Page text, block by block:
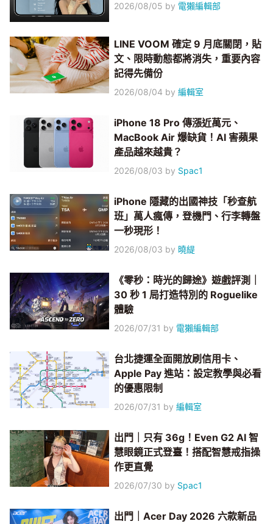
2026/08/05 by 電獺編輯部
LINE VOOM 確定 9 月底關閉，貼
文、限時動態都將消失，重要內容
記得先備份
2026/08/04 by編輯室
iPhone 18 Pro 傳漲近萬元、
MacBook Air 爆缺貨！AI 害蘋果
產品越來越貴？
2026/08/03 by Spac1
iPhone 隱藏的出國神技「秒查航
班」萬人瘋傳，登機門、行李轉盤
一秒現形！
2026/08/03 by 曉緹
《零秒：時光的歸途》遊戲評測｜
30 秒 1 局打造特別的 Roguelike
體驗
2026/07/31 by 電獺編輯部
台北捷運全面開放刷信用卡、
Apple Pay 進站：設定教學與必看
的優惠限制
2026/07/31 by編輯室
出門｜只有 36g！Even G2 AI 智
慧眼鏡正式登臺！搭配智慧戒指操
作更直覺
2026/07/30 by Spac1
出門｜Acer Day 2026 六款新品